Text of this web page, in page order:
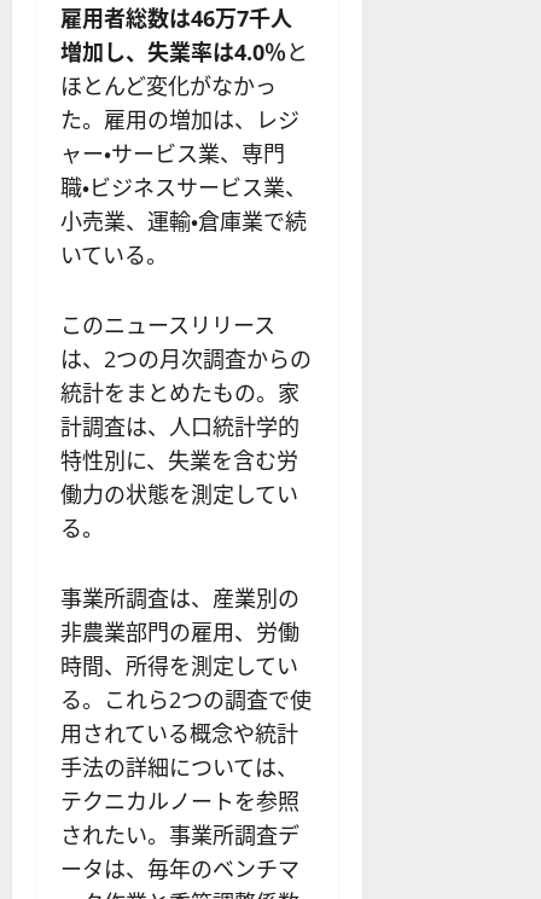
雇用者総数は46万7千人
増加し、失業率は4.0％と
ほとんど変化がなかっ
た。雇用の増加は、レジ
ャー・サービス業、専門
職・ビジネスサービス業、
小売業、運輸・倉庫業で続
いている。
このニュースリリース
は、2つの月次調査からの
統計をまとめたもの。家
計調査は、人口統計学的
特性別に、失業を含む労
働力の状態を測定してい
る。
事業所調査は、産業別の
非農業部門の雇用、労働
時間、所得を測定してい
る。これら2つの調査で使
用されている概念や統計
手法の詳細については、
テクニカルノートを参照
されたい。事業所調査デ
ータは、毎年のベンチマ